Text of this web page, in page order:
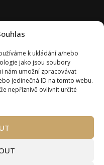
k ukládání a/nebo
jako jsou soubory
nám umožní zpracovávat
jedinečná ID na tomto webu.
nepříznivě ovlivnit určité
účet
o spolupráci?
wmag.cz